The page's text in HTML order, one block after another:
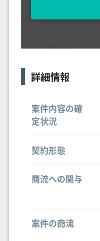
詳細情報
案件内容の確
定状況
契約形態
商流への関与
案件の商流